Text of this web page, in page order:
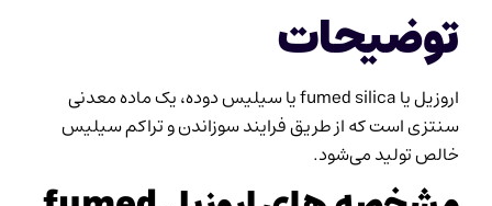
توضیحات
اروزیل یا fumed silica یا سیلیس دوده، یک ماده معدنی
سنتزی است که از طریق فرایند سوزاندن و تراکم سیلیس
خالص تولید می‌شود.